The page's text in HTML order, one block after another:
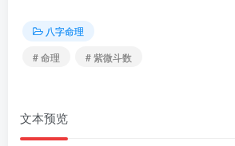
八字命理
# 命理
# 紫微斗数
文本预览